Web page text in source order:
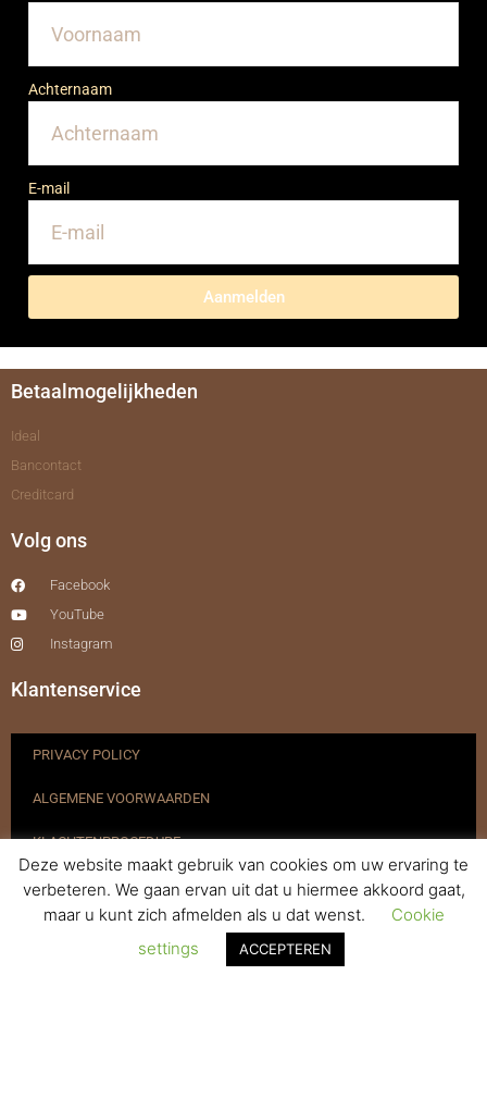
Achternaam
E-mail
Aanmelden
Betaalmogelijkheden
Ideal
Bancontact
Creditcard
Volg ons
Facebook
YouTube
Instagram
Klantenservice
PRIVACY POLICY
ALGEMENE VOORWAARDEN
KLACHTENPROCEDURE
VERZENDEN & RETOURNEREN
Deze website maakt gebruik van cookies om uw ervaring te
verbeteren. We gaan ervan uit dat u hiermee akkoord gaat,
maar u kunt zich afmelden als u dat wenst.
Cookie
settings
ACCEPTEREN